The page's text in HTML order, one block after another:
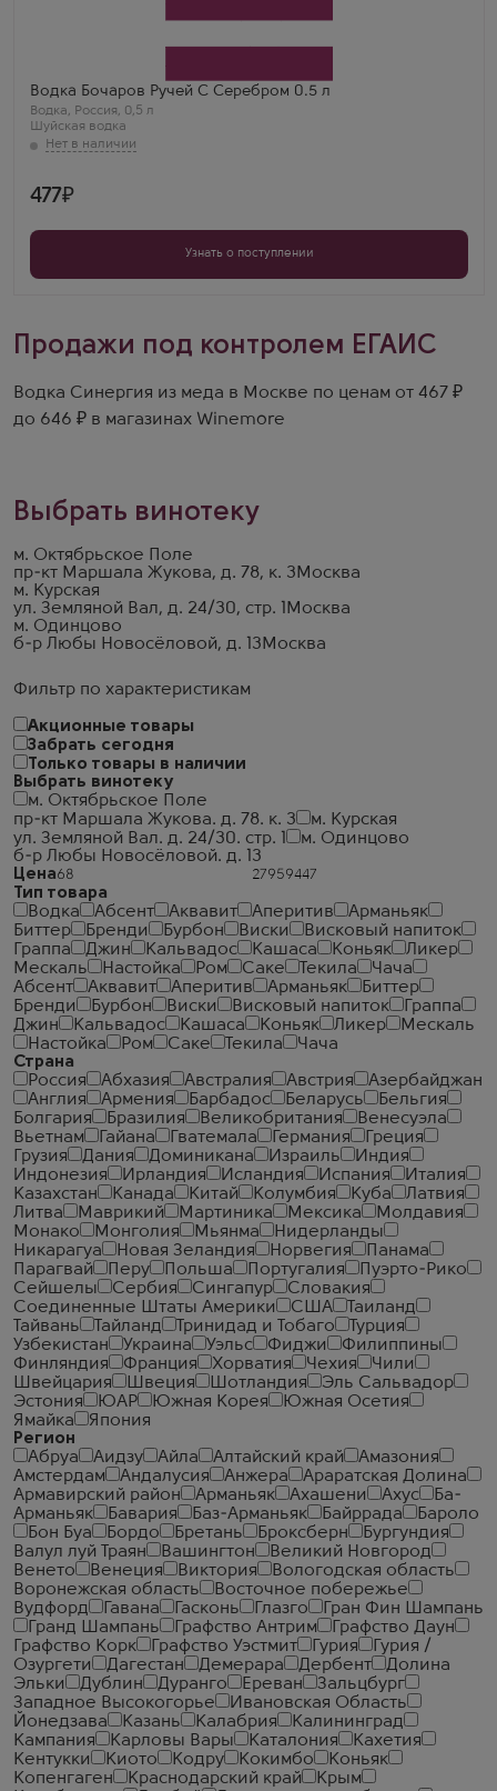
Фильтр по характеристикам
Акционные товары
Забрать сегодня
Только товары в наличии
Выбрать винотеку
м. Октябрьское Поле
пр-кт Маршала Жукова. д. 78. к. 3
м. Курская
ул. Земляной Вал. д. 24/30. стр. 1
м. Одинцово
б-р Любы Новосёловой. д. 13
Цена
Тип товара
Водка
Абсент Аквавит Аперитив
Арманьяк
Биттер
Бренди Бурбон Виски
Висковый напиток
Граппа
Джин Кальвадос Кашаса Коньяк
Ликер
Мескаль
Настойка Ром Саке Текила
Чача
Абсент
Аквавит Аперитив Арманьяк
Биттер
Бренди
Бурбон Виски Висковый напиток
Граппа
Джин
Кальвадос Кашаса Коньяк Ликер
Мескаль
Настойка
Ром Саке Текила
Чача
Страна
Россия
Абхазия Австралия Австрия
Азербайджан
Англия
Армения Барбадос Беларусь
Бельгия
Болгария
Бразилия Великобритания
Венесуэла
Вьетнам
Гайана Гватемала Германия
Греция
Грузия
Дания Доминикана Израиль
Индия
Индонезия
Ирландия Исландия Испания
Италия
Казахстан
Канада Китай Колумбия Куба
Латвия
Литва
Маврикий Мартиника Мексика
Молдавия
Монако
Монголия Мьянма
Нидерланды
Никарагуа
Новая Зеландия Норвегия
Панама
Парагвай
Перу Польша Португалия
Пуэрто-Рико
Сейшелы
Сербия Сингапур
Словакия
Соединенные Штаты Америки
США
Таиланд
Тайвань
Тайланд Тринидад и Тобаго
Турция
Узбекистан
Украина Уэльс Фиджи
Филиппины
Финляндия
Франция Хорватия Чехия
Чили
Швейцария
Швеция Шотландия
Эль Сальвадор
Эстония
ЮАР Южная Корея
Южная Осетия
Ямайка
Япония
Регион
Абруа
Аидзу Айла Алтайский край
Амазония
Амстердам
Андалусия Анжера
Араратская Долина
Армавирский район
Арманьяк Ахашени Ахус
Ба-
Арманьяк
Бавария Баз-Арманьяк Байррада
Бароло
Бон Буа
Бордо Бретань Броксберн
Бургундия
Валул луй Траян
Вашингтон
Великий Новгород
Венето
Венеция Виктория
Вологодская область
Воронежская область
Восточное побережье
Вудфорд
Гавана Гасконь Глазго
Гран Фин Шампань
Гранд Шампань
Графство Антрим
Графство Даун
Графство Корк
Графство Уэстмит Гурия
Гурия /
Озургети
Дагестан Демерара Дербент
Долина
Эльки
Дублин Дуранго Ереван
Зальцбург
Западное Высокогорье
Ивановская Область
Йонедзава
Казань Калабрия
Калининград
Кампания
Карловы Вары Каталония
Кахетия
Кентукки
Киото Кодру Кокимбо
Коньяк
Копенгаген
Краснодарский край
Крым
Водка Бочаров Ручей С Серебром 0.5 л
Водка, Россия, 0,5 л
Шуйская водка
Регион
Ивановская Область
Роман
Бочаров с серебром — мягкий, с лёгкой сладостью.
Очень приятный и доступный.
477
Узнать о поступлении
Продажи под контролем ЕГАИС
Водка Синергия из меда в Москве по ценам от 467 ₽
до 646 ₽ в магазинах Winemore
Выбрать винотеку
м. Октябрьское Поле
пр-кт Маршала Жукова, д. 78, к. 3 Москва
м. Курская
ул. Земляной Вал, д. 24/30, стр. 1
Москва
м. Одинцово
б-р Любы Новосёловой, д. 13 Москва